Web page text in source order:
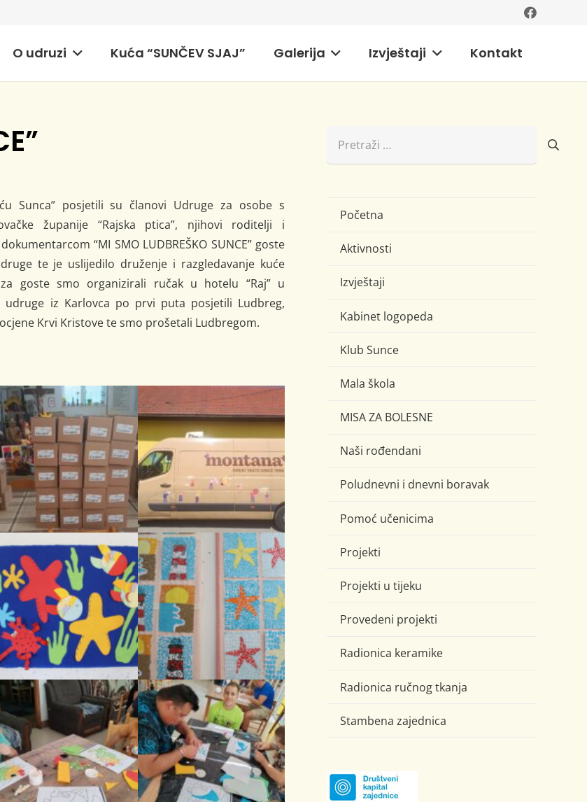
O udruzi Kuća “SUNČEV SJAJ” Galerija Izvještaji Kontakt
Sunca” posjetili su članovi Udruge za osobe s
županije “Rajska ptica”, njihovi roditelji i
“MI SMO LUDBREŠKO SUNCE” goste
te je uslijedilo druženje i razgledavanje kuće
za goste smo organizirali ručak u hotelu “Raj” u
udruge iz Karlovca po prvi puta posjetili Ludbreg,
Krvi Kristove te smo prošetali Ludbregom.
Početna
Aktivnosti
Izvještaji
Kabinet logopeda
Klub Sunce
Mala škola
MISA ZA BOLESNE
Naši rođendani
Poludnevni i dnevni boravak
Pomoć učenicima
Projekti
Projekti u tijeku
Provedeni projekti
Radionica keramike
Radionica ručnog tkanja
Stambena zajednica